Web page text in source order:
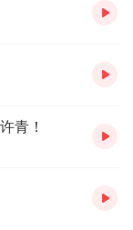
青！